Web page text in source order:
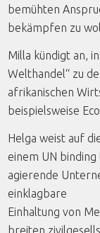
bemühten
bekämpfen zu
Milla kündigt an,
Welthandel“ zu
afrikanischen
beispielsweise
Helga weist auf
einem UN
agierende
einklagbare
Einhaltung von
breiten